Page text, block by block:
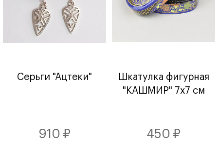
Серьги "Ацтеки"
910 ₽
Шкатулка фигурная
"КАШМИР" 7х7 см
450 ₽